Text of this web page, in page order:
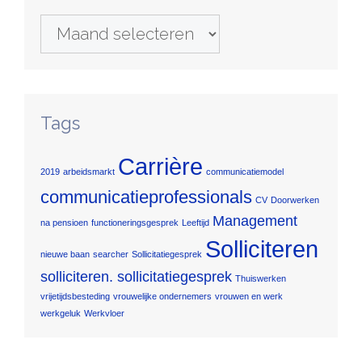
Tags
2019 arbeidsmarkt Carrière communicatiemodel
communicatieprofessionals CV Doorwerken
na pensioen functioneringsgesprek Leeftijd Management
nieuwe baan searcher Sollicitatiegesprek Solliciteren
solliciteren. sollicitatiegesprek Thuiswerken
vrijetijdsbesteding vrouwelijke ondernemers vrouwen en werk
werkgeluk Werkvloer